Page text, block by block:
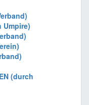
Umpire)
(durch